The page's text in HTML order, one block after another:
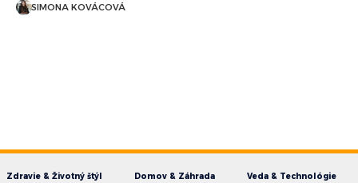
SIMONA KOVÁCOVÁ
Zdravie & Životný štýl Domov & Záhrada
Veda & Technológie